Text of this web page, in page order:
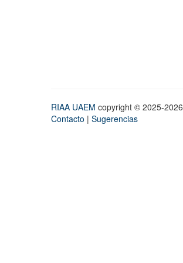
RIAA UAEM copyright © 2025-2026
Contacto | Sugerencias